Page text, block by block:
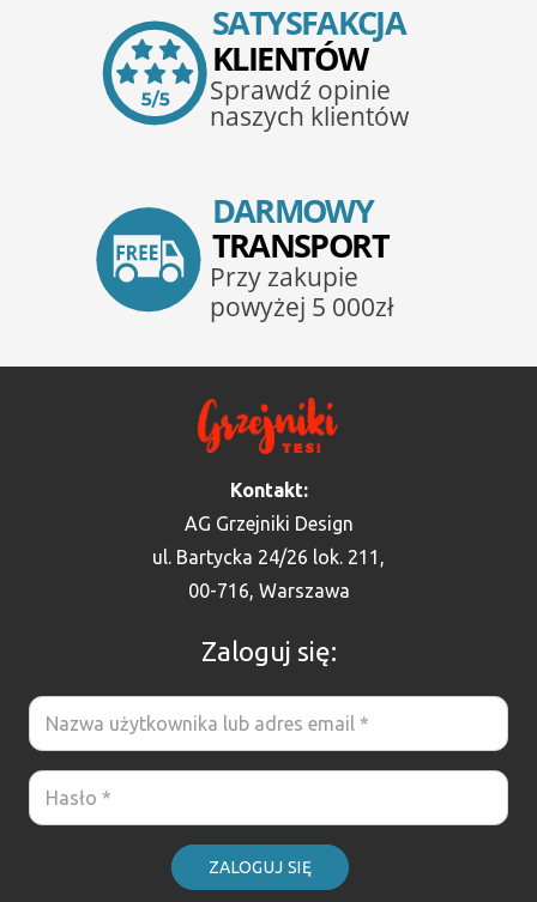
Kontakt:
AG Grzejniki Design
ul. Bartycka 24/26 lok. 211,
00-716, Warszawa
Zaloguj się:
ZALOGUJ SIĘ